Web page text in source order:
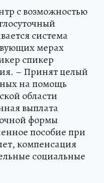
с возможностью
система
мерах
спикер
– Принят целый
на помощь
области
выплата
формы
пособие при
компенсация
социальные